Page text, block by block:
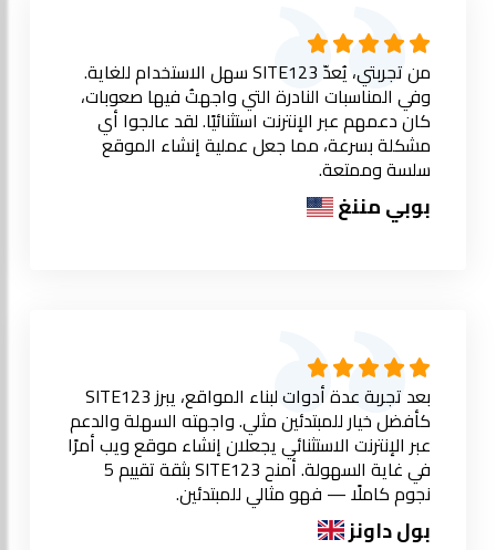
من تجربتي، يُعدّ SITE123 سهل الاستخدام للغاية.
وفي المناسبات النادرة التي واجهتُ فيها صعوبات،
كان دعمهم عبر الإنترنت استثنائيًا. لقد عالجوا أي
مشكلة بسرعة، مما جعل عملية إنشاء الموقع
سلسة وممتعة.
بوبي مننغ
بعد تجربة عدة أدوات لبناء المواقع، يبرز SITE123
كأفضل خيار للمبتدئين مثلي. واجهته السهلة والدعم
عبر الإنترنت الاستثنائي يجعلان إنشاء موقع ويب أمرًا
في غاية السهولة. أمنح SITE123 بثقة تقييم 5
نجوم كاملًا — فهو مثالي للمبتدئين.
بول داونز